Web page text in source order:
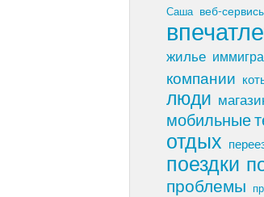
Саша веб-
жилье
компании
люди
мобильные
отдых
поездки
проблемы